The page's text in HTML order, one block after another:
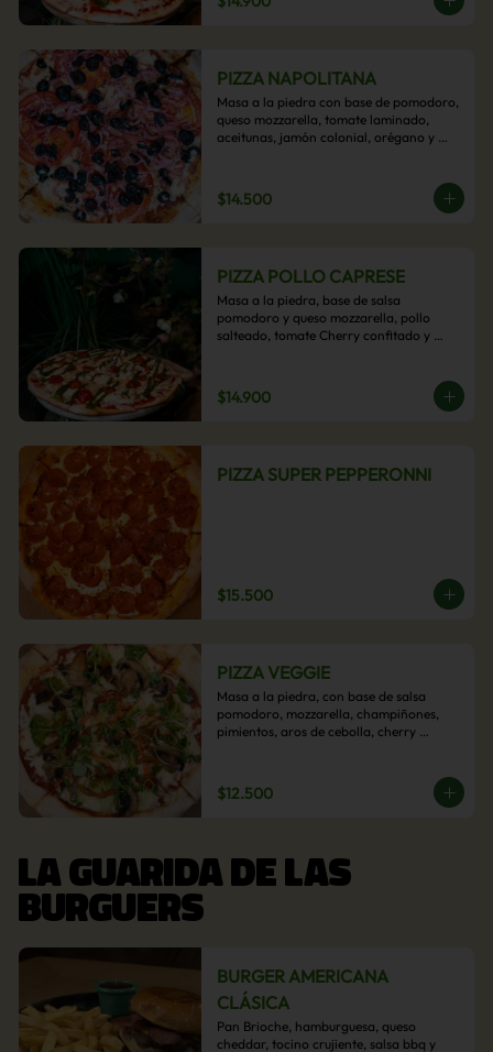
PIZZA NAPOLITANA
Masa a la piedra con base de pomodoro,
queso mozzarella, tomate laminado,
aceitunas, jamón colonial, orégano y
$14.500
PIZZA POLLO CAPRESE
Masa a la piedra, base de salsa
pomodoro y queso mozzarella, pollo
salteado, tomate Cherry confitado y
$14.900
PIZZA SUPER PEPPERONNI
$15.500
PIZZA VEGGIE
Masa a la piedra, con base de salsa
pomodoro, mozzarella, champiñones,
pimientos, aros de cebolla, cherry
$12.500
LA GUARIDA DE LAS
BURGUERS
BURGER AMERICANA
CLÁSICA
Pan Brioche, hamburguesa, queso
cheddar, tocino crujiente, salsa bbq y